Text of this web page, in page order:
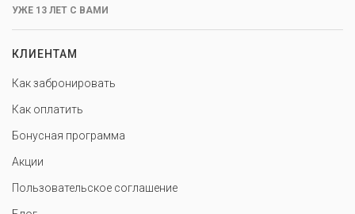
УЖЕ 13 ЛЕТ С ВАМИ
КЛИЕНТАМ
Как забронировать
Как оплатить
Бонусная программа
Акции
Пользовательское соглашение